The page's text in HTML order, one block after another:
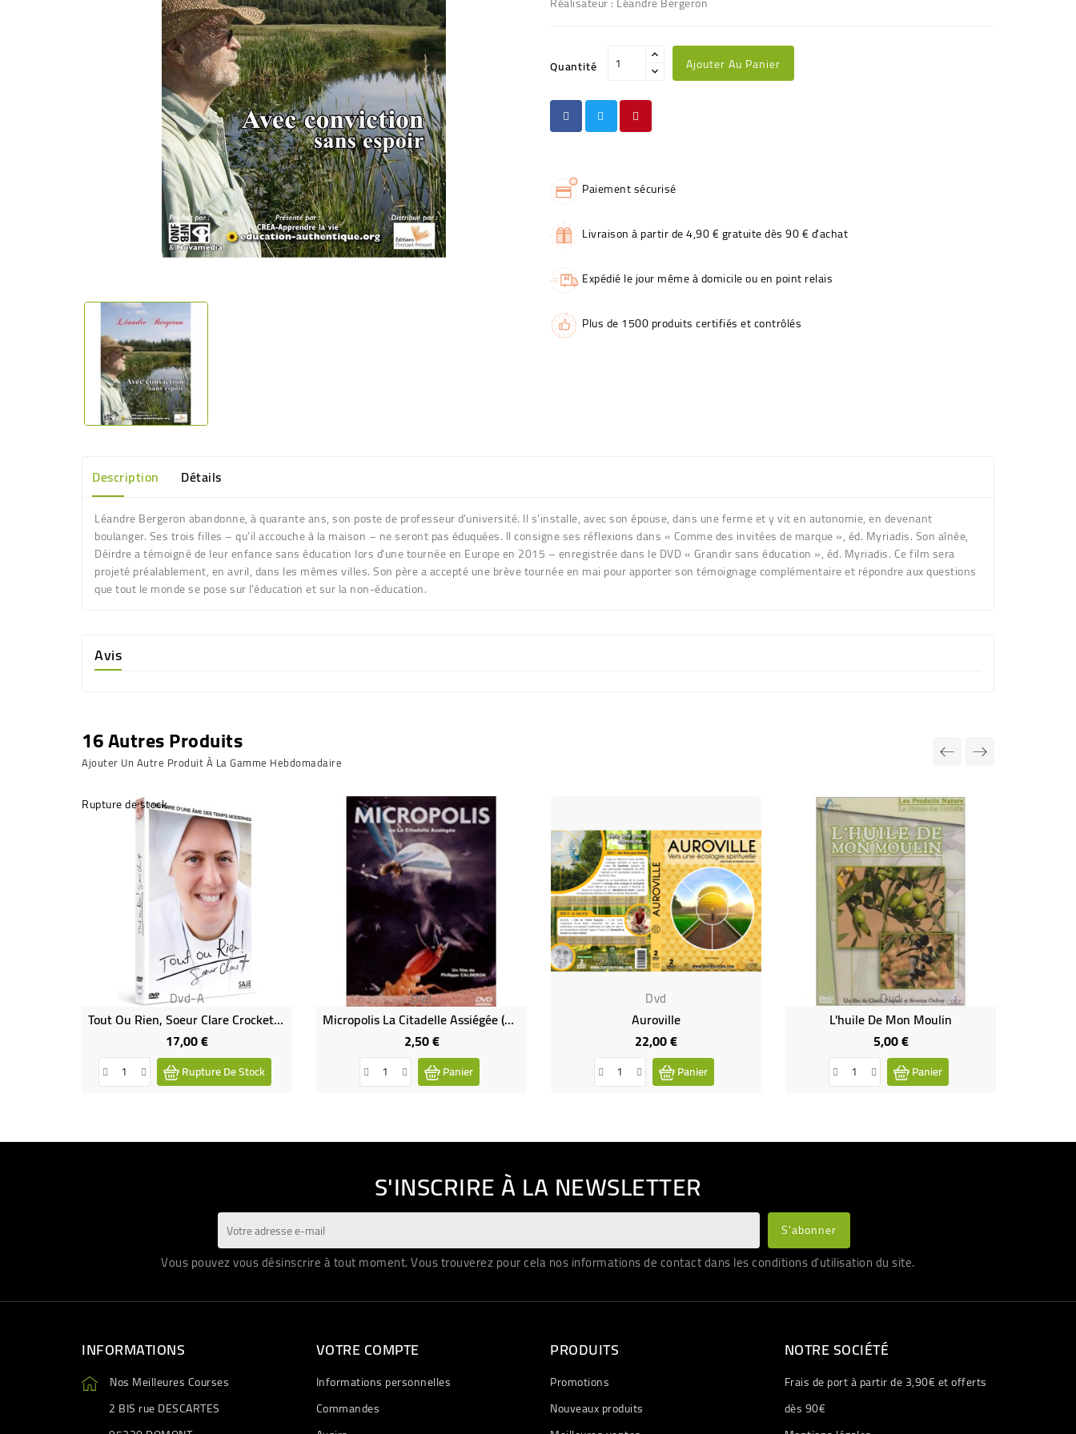
Quantité Ajouter Au Panier
Paiement sécurisé
Livraison à partir de 4,90 € gratuite dès 90 € d'achat
Expédié le jour même à domicile ou en point relais
Plus de 1500 produits certifiés et contrôlés
Description Détails
Léandre Bergeron abandonne, à quarante ans, son poste de professeur d’université. Il s’installe, avec son épouse, dans une ferme et y vit en autonomie, en devenant
boulanger. Ses trois filles – qu’il accouche à la maison – ne seront pas éduquées. Il consigne ses réflexions dans « Comme des invitées de marque », éd. Myriadis. Son aînée,
Déirdre a témoigné de leur enfance sans éducation lors d’une tournée en Europe en 2015 – enregistrée dans le DVD « Grandir sans éducation », éd. Myriadis. Ce film sera
projeté préalablement, en avril, dans les mêmes villes. Son père a accepté une brève tournée en mai pour apporter son témoignage complémentaire et répondre aux questions
que tout le monde se pose sur l’éducation et sur la non-éducation.
Avis
16 Autres Produits
Ajouter Un Autre Produit À La Gamme Hebdomadaire
Rupture de stock
Dvd-A
Tout Ou Rien, Soeur Clare Crockett-L'histoire D'une Âme Des Temps Modernes
17,00 €Prix
Rupture De Stock
Dvd
Micropolis La Citadelle Assiégée (DVD Occasion)
2,50 €Prix
Panier
Dvd
Auroville
22,00 €Prix
Panier
Dvd
L'huile De Mon Moulin
5,00 €Prix
Panier
S'INSCRIRE À LA NEWSLETTER
Vous pouvez vous désinscrire à tout moment. Vous trouverez pour cela nos informations de contact dans les conditions d'utilisation du site.
INFORMATIONS
Nos Meilleures Courses
2 BIS rue DESCARTES
VOTRE COMPTE
Informations personnelles
Commandes
PRODUITS
Promotions
Nouveaux produits
NOTRE SOCIÉTÉ
Frais de port à partir de 3,90€ et offerts
dès 90€